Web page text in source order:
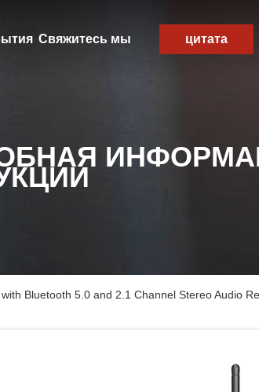
Свяжитесь мы цитата
Bluetooth 5.0 and 2.1 Channel Stereo Audio